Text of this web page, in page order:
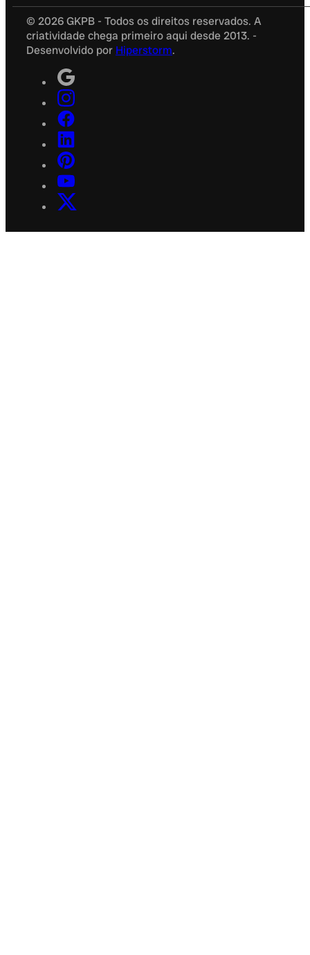
© 2026 GKPB - Todos os direitos reservados. A
criatividade chega primeiro aqui desde 2013. -
Desenvolvido por Hiperstorm.